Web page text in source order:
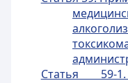
Статья 59-